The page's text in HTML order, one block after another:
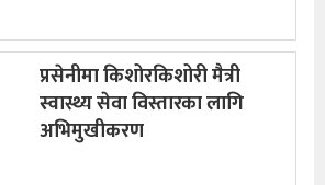
प्रसेनीमा किशोरकिशोरी मैत्री
स्वास्थ्य सेवा विस्तारका लागि
अभिमुखीकरण